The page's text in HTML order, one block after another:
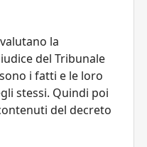
la
del Tribunale
i fatti e le loro
stessi. Quindi poi
del decreto